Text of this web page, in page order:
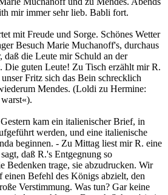
mir immer sehr lieb. Babli fort.
mit Freude und Sorge. Schönes Wetter
Besuch Marie Muchanoff's, durchaus
daß die Leute mir Schuld an der
Die guten Leute! Zu Tisch erzählt mir R.
Fritz sich das Bein schrecklich
Mendes. (Loldi zu Hermine:
kam ein italienischer Brief, in
werden, und eine italienische
beginnen. - Zu Mittag liest mir R. eine
daß R.'s Entgegnung so
Bedenken trage, sie abzudrucken. Wir
einen Befehl des Königs abzielt, den
Verstimmung. Was tun? Gar keine